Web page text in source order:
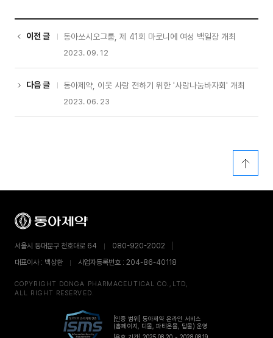
이전 글 동아쏘시오그룹, 제 41회 마로니에 여성 백일장 개최
2023. 09. 12
다음 글 동아제약, 이웃 사랑 전하기 위한 '사랑나눔바자회' 개최
2023. 06. 23
서울시 동대문구 천호대로 64
080-920-2002
대표이사 : 백상환
사업자등록번호 : 204-86-40118
COPYRIGHT DONGA PHARMACEUTICAL CO.,LTD,
ALL RIGHT RESERVED.
[인증 범위] 동아제약 온라인 서비스
(홈페이지, 디몰, 파티온몰, 답몰) 운영